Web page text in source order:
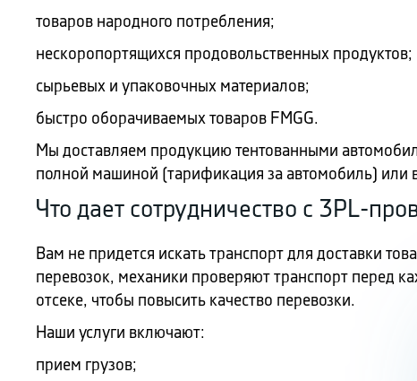
товаров народного потребления;
нескоропортящихся продовольственных продуктов;
сырьевых и упаковочных материалов;
быстро оборачиваемых товаров FMGG.
Мы доставляем продукцию тентованными
полной машиной (тарификация за автомобиль) или
Что дает сотрудничество с 3PL-
Вам не придется искать транспорт для доставки
перевозок, механики проверяют транспорт перед
отсеке, чтобы повысить качество перевозки.
Наши услуги включают:
прием грузов;